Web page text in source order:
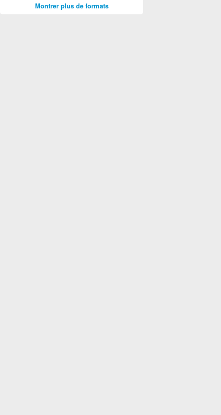
Montrer plus de formats